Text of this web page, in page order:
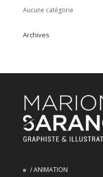
Aucune catégorie
Archives
/ ANIMATION